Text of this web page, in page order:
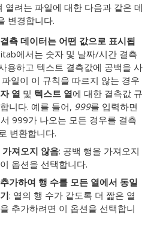
열려는 파일에 대한 다음과 같은 데
변경합니다.
측 데이터는 어떤 값으로 표시됩
에서는 숫자 및 날짜/시간 결측
용하고 텍스트 결측값에 공백을 사
일이 이 규칙을 따르지 않는 경우
열 및 텍스트 열에 대한 결측값 규
니다. 예를 들어, 999를 입력하면
999가 나오는 모든 경우를 결측
변환합니다.
가져오지 않음: 공백 행을 가져오지
옵션을 선택합니다.
가하여 행 수를 모든 열에서 동일
: 열의 행 수가 같도록 더 짧은 열
추가하려면 이 옵션을 선택합니